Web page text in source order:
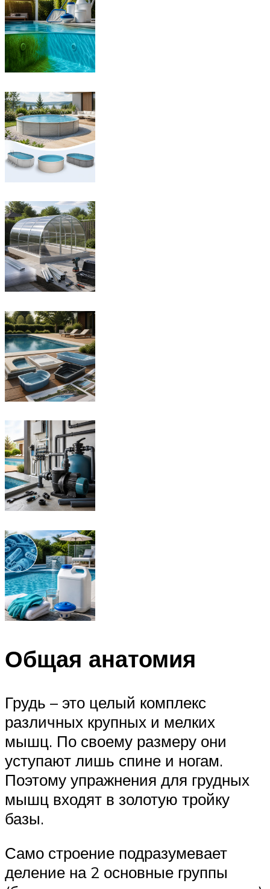
Общая анатомия
Грудь – это целый комплекс
различных крупных и мелких
мышц. По своему размеру они
уступают лишь спине и ногам.
Поэтому упражнения для грудных
мышц входят в золотую тройку
базы.
Само строение подразумевает
деление на 2 основные группы